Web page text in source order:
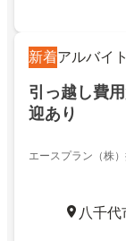
新着アルバイ
引っ越し費
迎あり
エースプラン（株
八千代